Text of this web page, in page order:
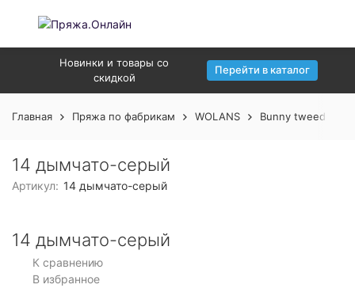
Новинки и товары со
скидкой
Перейти в каталог
Главная Пряжа по фабрикам WOLANS Bunny tweed
14 дымчато-серый
Артикул: 14 дымчато-серый
14 дымчато-серый
К сравнению
В избранное